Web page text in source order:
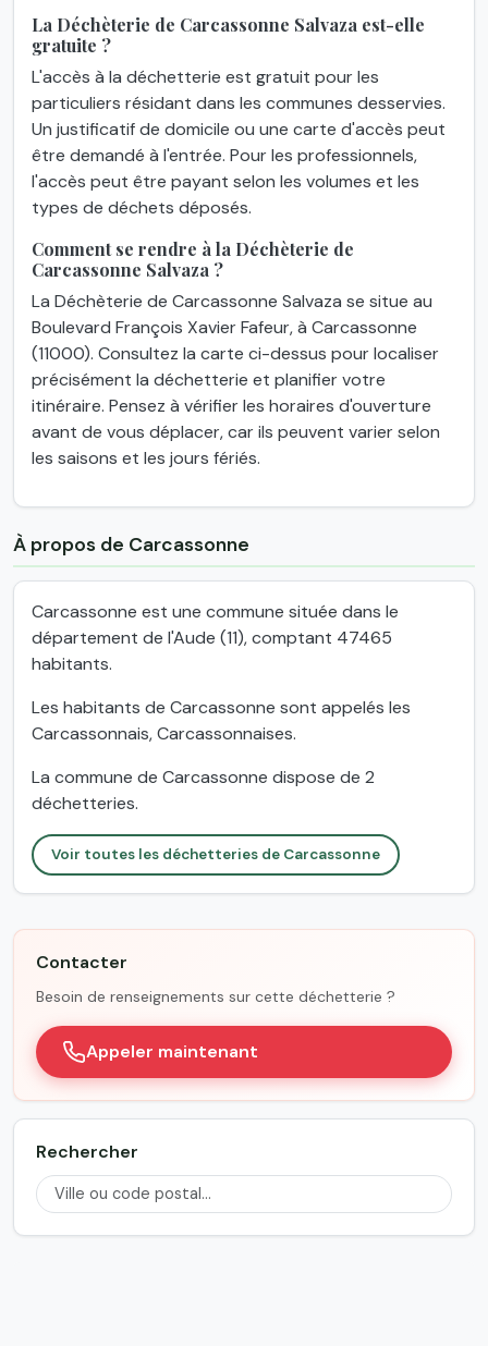
La Déchèterie de Carcassonne Salvaza est-elle
gratuite ?
L'accès à la déchetterie est gratuit pour les
particuliers résidant dans les communes desservies.
Un justificatif de domicile ou une carte d'accès peut
être demandé à l'entrée. Pour les professionnels,
l'accès peut être payant selon les volumes et les
types de déchets déposés.
Comment se rendre à la Déchèterie de
Carcassonne Salvaza ?
La Déchèterie de Carcassonne Salvaza se situe au
Boulevard François Xavier Fafeur, à Carcassonne
(11000). Consultez la carte ci-dessus pour localiser
précisément la déchetterie et planifier votre
itinéraire. Pensez à vérifier les horaires d'ouverture
avant de vous déplacer, car ils peuvent varier selon
les saisons et les jours fériés.
À propos de Carcassonne
Carcassonne est une commune située dans le
département de l'Aude (11), comptant 47465
habitants.
Les habitants de Carcassonne sont appelés les
Carcassonnais, Carcassonnaises.
La commune de Carcassonne dispose de 2
déchetteries.
Voir toutes les déchetteries de Carcassonne
Contacter
Besoin de renseignements sur cette déchetterie ?
Appeler maintenant
Rechercher